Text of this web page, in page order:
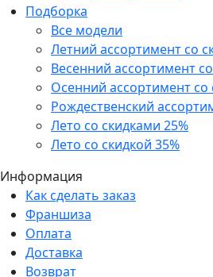
Подборка
Все модели
Летний ассортимент со
Весенний ассортимент
Осенний ассортимент со
Рождественский
Лето со скидками 25%
Лето со скидкой 35%
Информация
Как сделать заказ
Франшиза
Оплата
Доставка
Возврат